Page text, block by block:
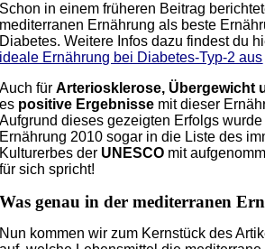
Schon in einem früheren Beitrag
mediterranen Ernährung als beste
Diabetes. Weitere Infos dazu findest du
ideale Ernährung bei Diabetes-Typ-2 aus
Auch fürArteriosklerose, Übergewicht
es positive Ergebnisse mit dieser
Aufgrund dieses gezeigten Erfolgs
Ernährung 2010 sogar in die Liste des
Kulturerbes der UNESCO mit
für sich spricht!
Was genau in der mediterranen
Nun kommen wir zum Kernstück des